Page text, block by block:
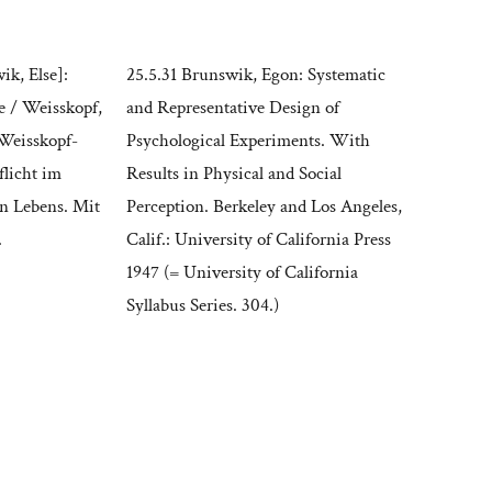
Else]:
/ Weisskopf,
im
Lebens. Mit
25.5.31 Brunswik, Egon: Systematic
and Representative Design of
Psychological Experiments. With
Results in Physical and Social
Perception. Berkeley and Los Angeles,
Calif.: University of California Press
1947 (= University of California
Syllabus Series. 304.)